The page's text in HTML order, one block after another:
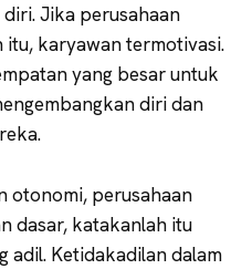
Jika perusahaan
itu, karyawan termotivasi.
yang besar untuk
diri dan
otonomi, perusahaan
dasar, katakanlah itu
adil. Ketidakadilan dalam